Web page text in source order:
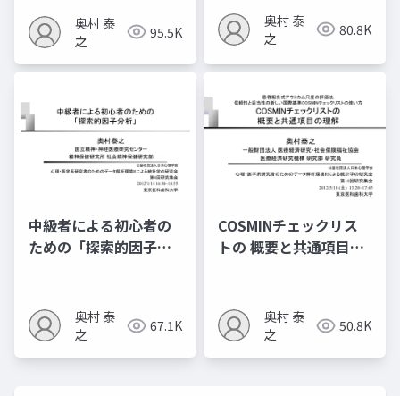
奥村 泰
之
95.5K
奥村 泰
之
80.8K
中級者による初心者の
ための「探索的因子分
奥村 泰
之
67.1K
COSMINチェックリス
トの 概要と共通項目の
奥村 泰
之
50.8K